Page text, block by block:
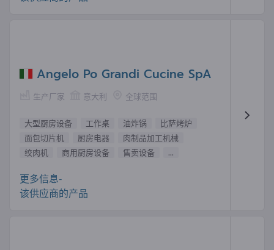
Angelo Po Grandi Cucine SpA
生产厂家 意大利 全球范围
大型厨房设备 工作桌 油炸锅
比萨烤炉
面包切片机
厨房电器
肉制品加工机械
绞肉机
商用厨房设备 售卖设备 ...
更多信息-
该供应商的产品